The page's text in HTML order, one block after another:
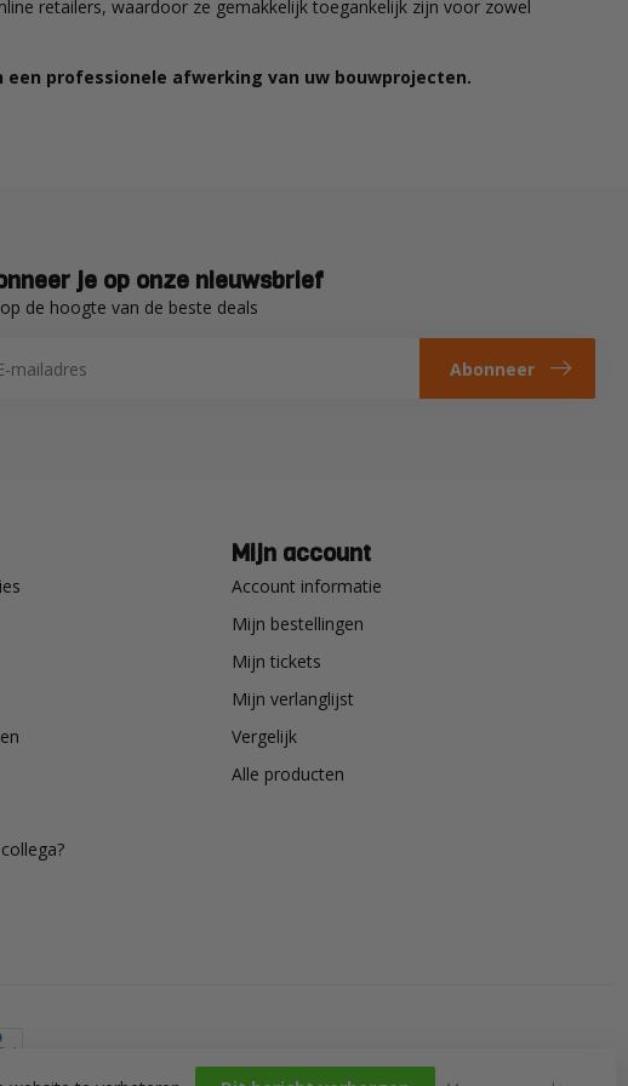
retailers, waardoor ze gemakkelijk toegankelijk zijn voor zowel
professionele afwerking van uw bouwprojecten.
je op onze nieuwsbrief
de hoogte van de beste deals
Abonneer
Mijn account
Account informatie
Mijn bestellingen
Mijn tickets
Mijn verlanglijst
Vergelijk
Alle producten